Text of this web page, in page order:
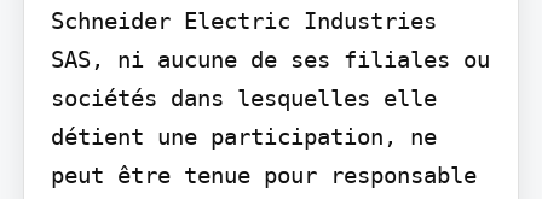
Schneider Electric Industries
SAS, ni aucune de ses filiales ou
sociétés dans lesquelles elle
détient une participation, ne
peut être tenue pour responsable